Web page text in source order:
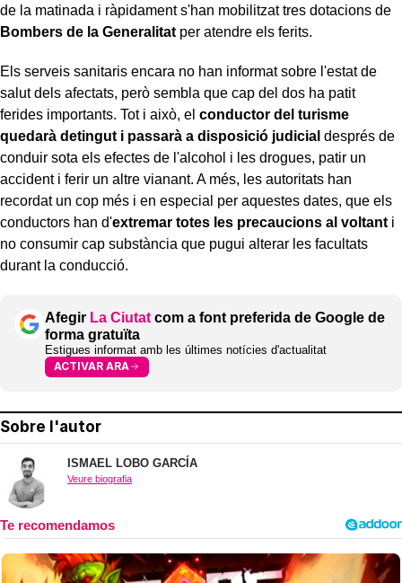
de la matinada i ràpidament s'han mobilitzat tres dotacions de
Bombers de la Generalitat per atendre els ferits.
Els serveis sanitaris encara no han informat sobre l'estat de
salut dels afectats, però sembla que cap del dos ha patit
ferides importants. Tot i això, el conductor del turisme
quedarà detingut i passarà a disposició judicial després de
conduir sota els efectes de l'alcohol i les drogues, patir un
accident i ferir un altre vianant. A més, les autoritats han
recordat un cop més i en especial per aquestes dates, que els
conductors han d'extremar totes les precaucions al voltant i
no consumir cap substància que pugui alterar les facultats
durant la conducció.
Afegir La Ciutat com a font preferida de Google de
forma gratuïta
Estigues informat amb les últimes notícies d'actualitat
ACTIVAR ARA
Sobre l'autor
ISMAEL LOBO GARCÍA
Veure biografia